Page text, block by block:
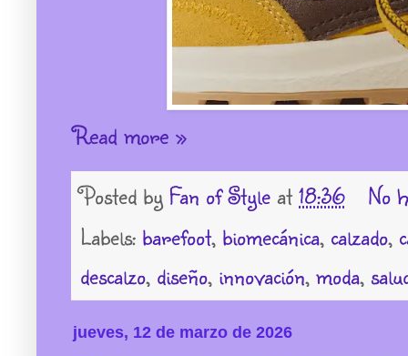
Read more »
Posted by Fan of Style at 18:36
No
Labels: barefoot, biomecánica, calzado,
descalzo, diseño, innovación, moda,
jueves, 12 de marzo de 2026